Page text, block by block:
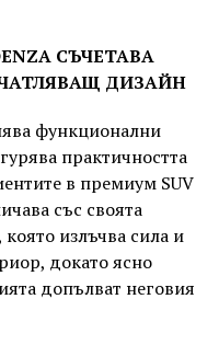
СЪЧЕТАВА
ДИЗАЙН
функционални
практичността
в премиум SUV
със своята
излъчва сила и
докато ясно
допълват неговия